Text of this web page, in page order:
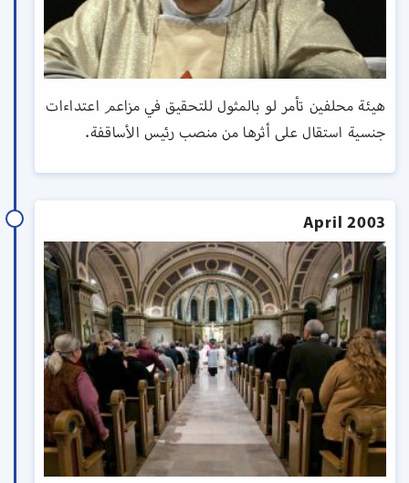
هيئة محلفين تأمر لو بالمثول للتحقيق في مزاعم اعتداءات
جنسية استقال على أثرها من منصب رئيس الأساقفة.
April 2003